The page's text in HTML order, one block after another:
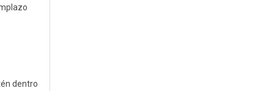
dentro